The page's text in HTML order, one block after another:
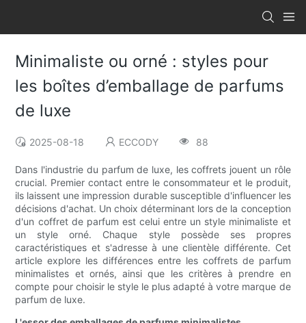
Minimaliste ou orné : styles pour
les boîtes d’emballage de parfums
de luxe
2025-08-18 ECCODY 88
Dans l'industrie du parfum de luxe, les coffrets jouent un rôle
crucial. Premier contact entre le consommateur et le produit,
ils laissent une impression durable susceptible d'influencer les
décisions d'achat. Un choix déterminant lors de la conception
d'un coffret de parfum est celui entre un style minimaliste et
un style orné. Chaque style possède ses propres
caractéristiques et s'adresse à une clientèle différente. Cet
article explore les différences entre les coffrets de parfum
minimalistes et ornés, ainsi que les critères à prendre en
compte pour choisir le style le plus adapté à votre marque de
parfum de luxe.